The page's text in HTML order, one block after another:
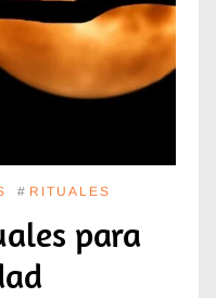
# RITUALES
para